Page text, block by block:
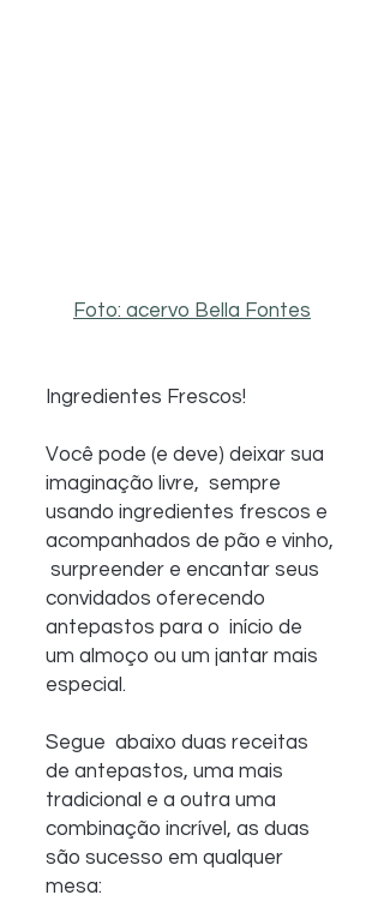
Foto: acervo Bella Fontes
Ingredientes Frescos!
Você pode (e deve) deixar sua
imaginação livre,  sempre
usando ingredientes frescos e
acompanhados de pão e vinho,
surpreender e encantar seus
convidados oferecendo
antepastos para o  início de
um almoço ou um jantar mais
especial.
Segue  abaixo duas receitas
de antepastos, uma mais
tradicional e a outra uma
combinação incrível, as duas
são sucesso em qualquer
mesa: